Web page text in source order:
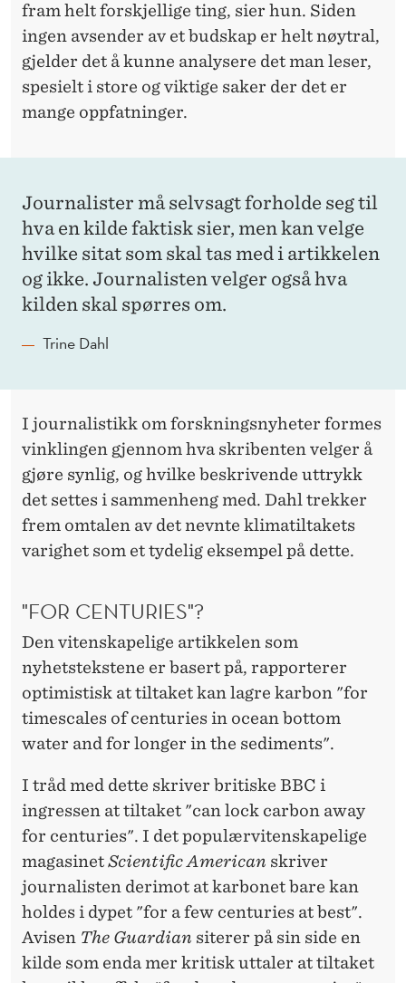
fram helt forskjellige ting, sier hun. Siden
ingen avsender av et budskap er helt nøytral,
gjelder det å kunne analysere det man leser,
spesielt i store og viktige saker der det er
mange oppfatninger.
Journalister må selvsagt forholde seg til
hva en kilde faktisk sier, men kan velge
hvilke sitat som skal tas med i artikkelen
og ikke. Journalisten velger også hva
kilden skal spørres om.
Trine Dahl
I journalistikk om forskningsnyheter formes
vinklingen gjennom hva skribenten velger å
gjøre synlig, og hvilke beskrivende uttrykk
det settes i sammenheng med. Dahl trekker
frem omtalen av det nevnte klimatiltakets
varighet som et tydelig eksempel på dette.
"FOR CENTURIES"?
Den vitenskapelige artikkelen som
nyhetstekstene er basert på, rapporterer
optimistisk at tiltaket kan lagre karbon "for
timescales of centuries in ocean bottom
water and for longer in the sediments".
I tråd med dette skriver britiske BBC i
ingressen at tiltaket "can lock carbon away
for centuries". I det populærvitenskapelige
magasinetScientific American skriver
journalisten derimot at karbonet bare kan
holdes i dypet "for a few centuries at best".
Avisen The Guardian siterer på sin side en
kilde som enda mer kritisk uttaler at tiltaket